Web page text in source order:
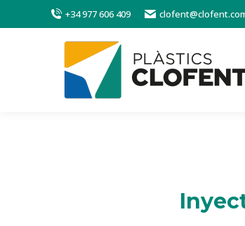
+34 977 606 409